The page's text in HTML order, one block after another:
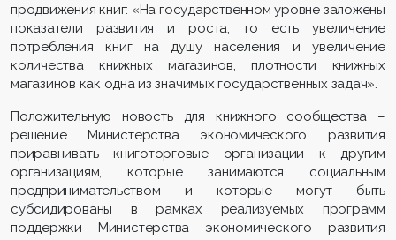
продвижения книг: «На государственном уровне заложены
показатели развития и роста, то есть увеличение
потребления книг на душу населения и увеличение
количества книжных магазинов, плотности книжных
магазинов как одна из значимых государственных задач».
Положительную новость для книжного сообщества –
решение Министерства экономического развития
приравнивать книготорговые организации к другим
организациям, которые занимаются социальным
предпринимательством и которые могут быть
субсидированы в рамках реализуемых программ
поддержки Министерства экономического развития